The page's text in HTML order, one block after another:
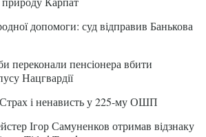
допомоги: суд відправив Банькова
переконали пенсіонера вбити
Нацгвардії
і ненависть у 225-му ОШП
Ігор Самуненков отримав відзнаку